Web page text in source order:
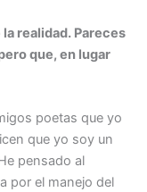
realidad. Pareces
que, en lugar
poetas que yo
que yo soy un
pensado al
por el manejo del